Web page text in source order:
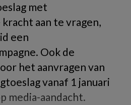
met
aan te vragen,
een
Ook de
het aanvragen van
vanaf 1 januari
media-aandacht.